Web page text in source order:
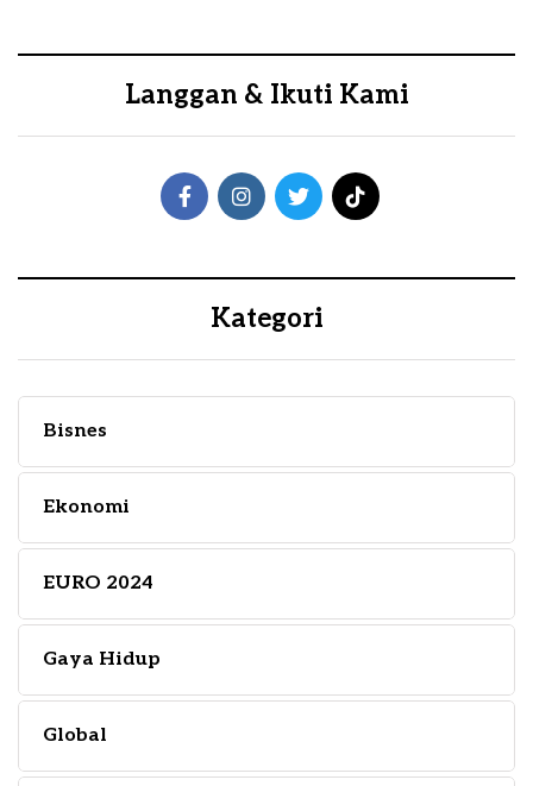
Langgan & Ikuti Kami
Kategori
Bisnes
Ekonomi
EURO 2024
Gaya Hidup
Global